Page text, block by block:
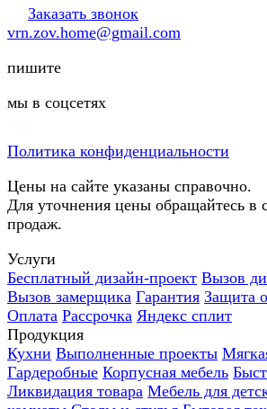
Заказать звонок
vrn.zov.home@gmail.com
пишите
мы в соцсетях
Политика конфиденциальности
Цены на сайте указаны справочно.
Для уточнения цены обращайтесь в
продаж.
Услуги
Бесплатный дизайн-проект Вызов
Вызов замерщика Гарантия Защита
Оплата Рассрочка Яндекс сплит
Продукция
Кухни Выполненные проекты
Гардеробные Корпусная мебель
Ликвидация товара Мебель для